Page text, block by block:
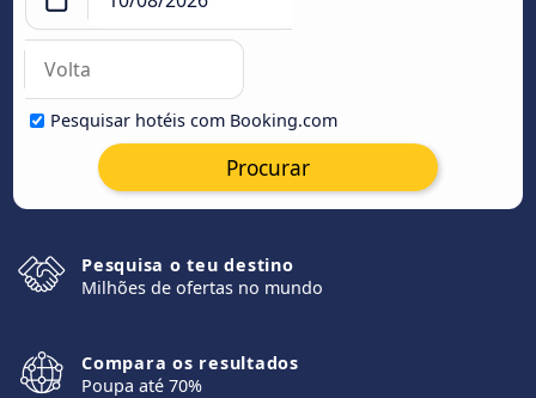
Pesquisar hotéis com Booking.com
Procurar
Pesquisa o teu destino
Milhões de ofertas no mundo
Compara os resultados
Poupa até 70%